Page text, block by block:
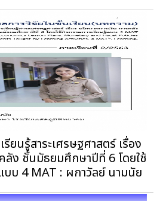
ยนรู้สาระเศรษฐศาสตร์ เรื่อง
ลัง ชั้นมัธยมศึกษาปีที่ 6 โดยใช้
บบ 4 MAT : ผกาวัลย์ นามนัย